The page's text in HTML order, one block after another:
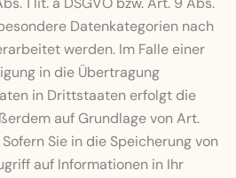
Datenkategorien nach
werden. Im Falle einer
in die Übertragung
in Drittstaaten erfolgt die
auf Grundlage von Art.
Sofern Sie in die Speicherung von
auf Informationen in Ihr